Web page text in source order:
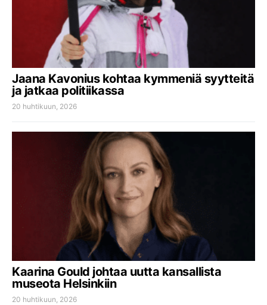
Jaana Kavonius kohtaa kymmeniä syytteitä
ja jatkaa politiikassa
20 huhtikuun, 2026
Kaarina Gould johtaa uutta kansallista
museota Helsinkiin
20 huhtikuun, 2026